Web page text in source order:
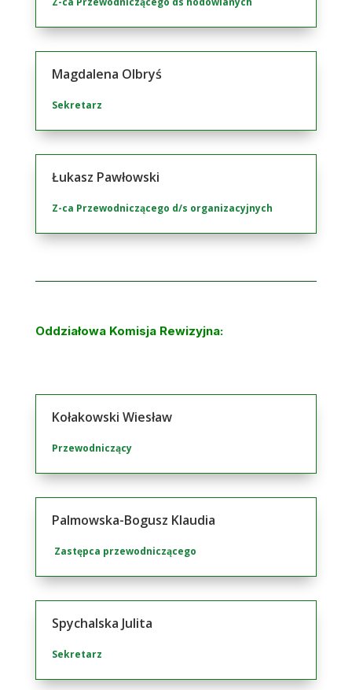
Magdalena Olbryś
Sekretarz
Łukasz Pawłowski
Z-ca Przewodniczącego d/s organizacyjnych
Oddziałowa Komisja Rewizyjna:
Kołakowski Wiesław
Przewodniczący
Palmowska-Bogusz Klaudia
Zastępca przewodniczącego
Spychalska Julita
Sekretarz